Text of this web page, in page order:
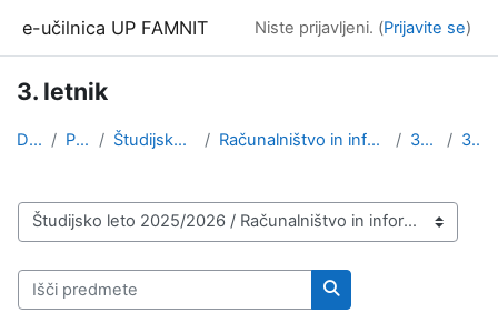
e-učilnica UP FAMNIT Niste prijavljeni. (Prijavite se)
3. letnik
Domov Predmeti Študijsko leto 2025/2026 Računalništvo in informatika (1. stopnja, 2. stopn... 3. stopnja 3. letnik
Kategorije predmetov
Išči predmete
Išči predmete